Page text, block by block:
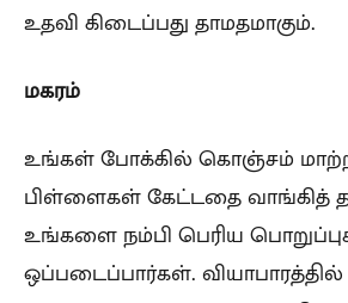
உதவி கிடைப்பது தாமதமாகும்.
மகரம்
உங்கள் போக்கில் கொஞ்சம்
பிள்ளைகள் கேட்டதை வாங்கித்
உங்களை நம்பி பெரிய
ஒப்படைப்பார்கள்.